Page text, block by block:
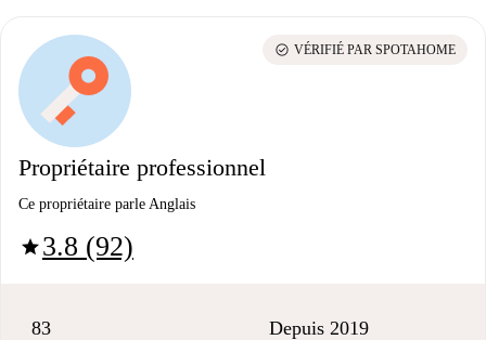
Propriétaire professionnel
Ce propriétaire parle Anglais
star3.8 (92)
check_circle VÉRIFIÉ PAR SPOTAHOME
83 Depuis 2019